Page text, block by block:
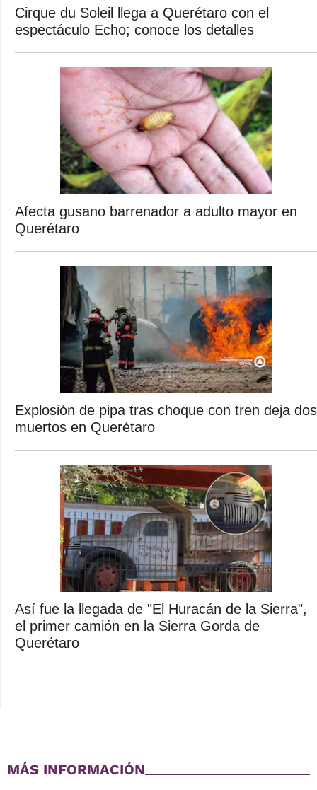
Cirque du Soleil llega a Querétaro con el
espectáculo Echo; conoce los detalles
Afecta gusano barrenador a adulto mayor en
Querétaro
Explosión de pipa tras choque con tren deja dos
muertos en Querétaro
Así fue la llegada de "El Huracán de la Sierra",
el primer camión en la Sierra Gorda de
Querétaro
MÁS INFORMACIÓN